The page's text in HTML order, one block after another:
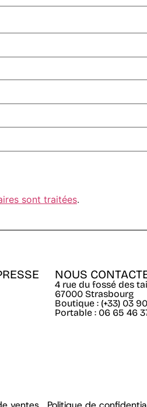
sont traitées.
NOUS
4 rue du fossé des
67000 Strasbourg
Boutique : (+33) 03
Portable : 06 65 46